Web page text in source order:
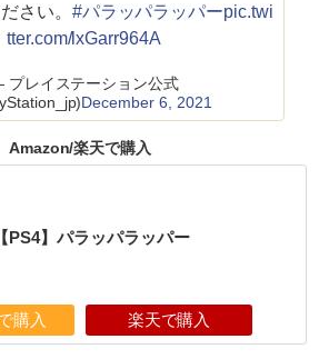
さい。 #パラッパラッパーpic.twi
tter.com/lxGarr964A
レイステーション公式
December 6, 2021
Amazon/楽天で購入
【PS4】パラッパラッパー
購入 楽天で購入